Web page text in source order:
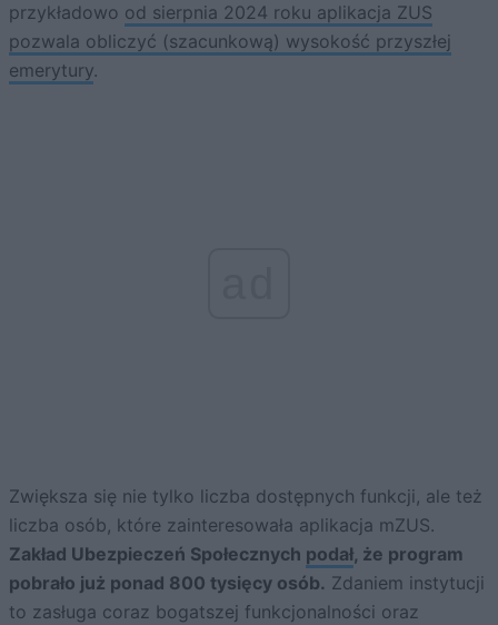
przykładowo od sierpnia 2024 roku aplikacja ZUS
pozwala obliczyć (szacunkową) wysokość przyszłej
emerytury.
Zwiększa się nie tylko liczba dostępnych funkcji, ale też
liczba osób, które zainteresowała aplikacja mZUS.
Zakład Ubezpieczeń Społecznych podał, że program
pobrało już ponad 800 tysięcy osób. Zdaniem instytucji
to zasługa coraz bogatszej funkcjonalności oraz